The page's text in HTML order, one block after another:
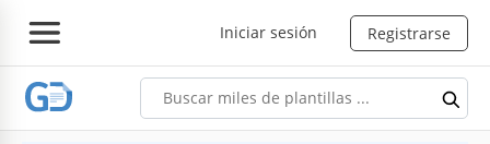
Iniciar sesión Registrarse